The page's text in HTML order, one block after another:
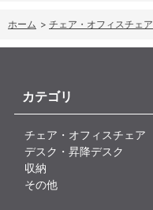
ホーム > チェア・オフィスチェア
カテゴリ
チェア・オフィスチェア
デスク・昇降デスク
収納
その他